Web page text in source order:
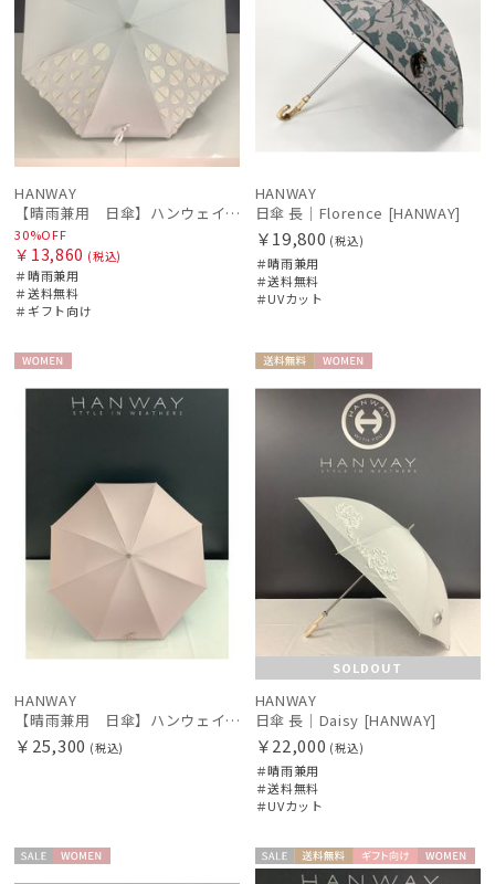
MAGICAL TECH
マジカルテック
MIRACLE TECH
ミラクルテック
PAUL&JOE ACCESSOIRES
ポールアンドジョー アクセソワ
POLO RALPH LAUREN
urawaza
傘機能
カラー
HANWAY
【晴雨兼用 日傘】ハンウェイ（ＨＡＮＷＡＹ）Angela（アンジェラ）
30%OFF
￥13,860 (税込)
＃晴雨兼用
＃送料無料
＃ギフト向け
HANWAY
日傘 長｜Florence [HANWAY]
￥19,800 (税込)
＃晴雨兼用
＃送料無料
＃UVカット
HANWAY
【晴雨兼用 日傘】ハンウェイ（ＨＡＮＷＡＹ）Powder（パウダー）黒ラミネート
￥25,300 (税込)
SOLDOUT
HANWAY
日傘 長｜Daisy [HANWAY]
￥22,000 (税込)
＃晴雨兼用
＃送料無料
＃UVカット
セー 送料無 ギフト WOME